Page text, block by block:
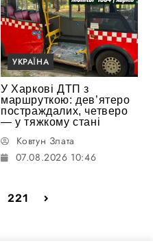
УКРАЇНА
У Харкові ДТП з
маршруткою: дев’ятеро
постраждалих, четверо
— у тяжкому стані
Ковтун Злата
07.08.2026 10:46
221